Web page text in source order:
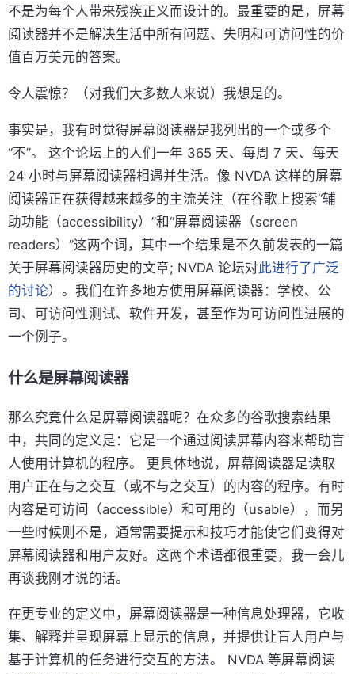
不是为每个人带来残疾正义而设计的。最重要的是，屏幕
阅读器并不是解决生活中所有问题、失明和可访问性的价
值百万美元的答案。
令人震惊？（对我们大多数人来说）我想是的。
事实是，我有时觉得屏幕阅读器是我列出的一个或多个
“不”。 这个论坛上的人们一年 365 天、每周 7 天、每天
24 小时与屏幕阅读器相遇并生活。像 NVDA 这样的屏幕
阅读器正在获得越来越多的主流关注（在谷歌上搜索“辅
助功能（accessibility）”和“屏幕阅读器（screen
readers）”这两个词，其中一个结果是不久前发表的一篇
关于屏幕阅读器历史的文章; NVDA 论坛对此进行了广泛
的讨论）。我们在许多地方使用屏幕阅读器：学校、公
司、可访问性测试、软件开发，甚至作为可访问性进展的
一个例子。
什么是屏幕阅读器
那么究竟什么是屏幕阅读器呢？在众多的谷歌搜索结果
中，共同的定义是：它是一个通过阅读屏幕内容来帮助盲
人使用计算机的程序。 更具体地说，屏幕阅读器是读取
用户正在与之交互（或不与之交互）的内容的程序。有时
内容是可访问（accessible）和可用的（usable），而另
一些时候则不是，通常需要提示和技巧才能使它们变得对
屏幕阅读器和用户友好。这两个术语都很重要，我一会儿
再谈我刚才说的话。
在更专业的定义中，屏幕阅读器是一种信息处理器，它收
集、解释并呈现屏幕上显示的信息，并提供让盲人用户与
基于计算机的任务进行交互的方法。 NVDA 等屏幕阅读